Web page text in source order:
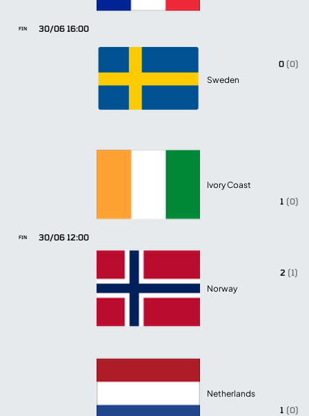
30/06 16:00
FIN
Sweden
0 (0)
30/06 12:00
FIN
Ivory Coast
Norway
1 (0)
2 (1)
Netherlands
1 (0)